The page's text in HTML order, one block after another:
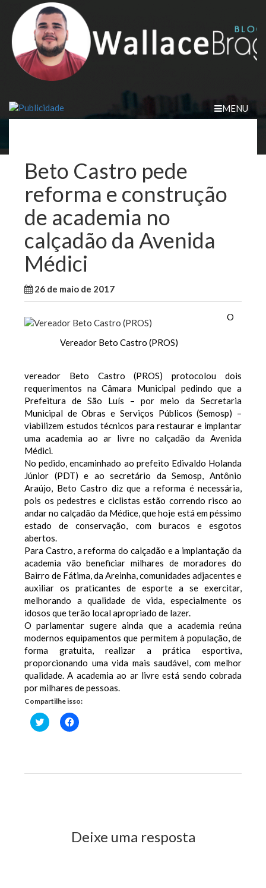
content
MENU
Beto Castro pede
reforma e construção
de academia no
calçadão da Avenida
Médici
26 de maio de 2017
Vereador Beto Castro (PROS)
O
vereador Beto Castro (PROS) protocolou dois
requerimentos na Câmara Municipal pedindo que a
Prefeitura de São Luís – por meio da Secretaria
Municipal de Obras e Serviços Públicos (Semosp) –
viabilizem estudos técnicos para restaurar e implantar
uma academia ao ar livre no calçadão da Avenida
Médici.
No pedido, encaminhado ao prefeito Edivaldo Holanda
Júnior (PDT) e ao secretário da Semosp, Antônio
Araújo, Beto Castro diz que a reforma é necessária,
pois os pedestres e ciclistas estão correndo risco ao
andar no calçadão da Médice, que hoje está em péssimo
estado de conservação, com buracos e esgotos
abertos.
Para Castro, a reforma do calçadão e a implantação da
academia vão beneficiar milhares de moradores do
Bairro de Fátima, da Areinha, comunidades adjacentes e
auxiliar os praticantes de esporte a se exercitar,
melhorando a qualidade de vida, especialmente os
idosos que terão local apropriado de lazer.
O parlamentar sugere ainda que a academia reúna
modernos equipamentos que permitem à população, de
forma gratuita, realizar a prática esportiva,
proporcionando uma vida mais saudável, com melhor
qualidade. A academia ao ar livre está sendo cobrada
por milhares de pessoas.
Compartilhe isso:
Clique
para
janela)
Clique
para
janela)
Deixe uma resposta